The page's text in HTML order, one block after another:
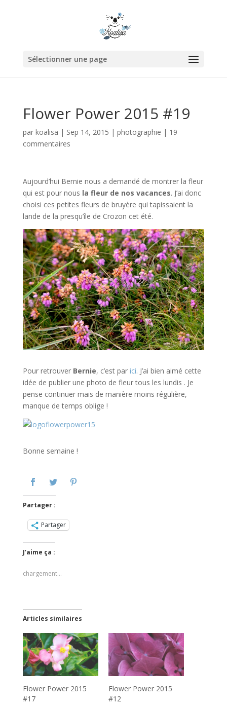
Sélectionner une page
Flower Power 2015 #19
par koalisa | Sep 14, 2015 | photographie | 19
commentaires
Aujourd’hui Bernie nous a demandé de montrer la fleur
qui est pour nous la fleur de nos vacances. J’ai donc
choisi ces petites fleurs de bruyère qui tapissaient la
lande de la presqu’île de Crozon cet été.
Pour retrouver Bernie, c’est parici. J’ai bien aimé cette
idée de publier une photo de fleur tous les lundis . Je
pense continuer mais de manière moins régulière,
manque de temps oblige !
Bonne semaine !
Partager :
Partager
J’aime ça :
chargement…
Articles similaires
Flower Power 2015
#17
Flower Power 2015
#12